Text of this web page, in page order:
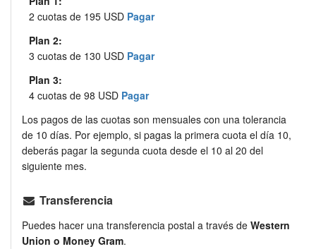
2 cuotas de 195 USD Pagar
Plan 2:
3 cuotas de 130 USD Pagar
Plan 3:
4 cuotas de 98 USD Pagar
Los pagos de las cuotas son mensuales con una tolerancia
de 10 días. Por ejemplo, si pagas la primera cuota el día 10,
deberás pagar la segunda cuota desde el 10 al 20 del
siguiente mes.
Transferencia
Puedes hacer una transferencia postal a través de Western
Union o Money Gram.